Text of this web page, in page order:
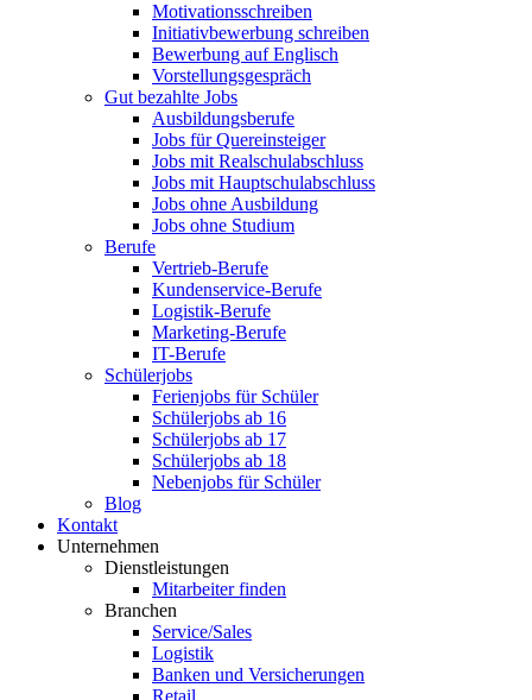
Motivationsschreiben
Initiativbewerbung schreiben
Bewerbung auf Englisch
Vorstellungsgespräch
Gut bezahlte Jobs
Ausbildungsberufe
Jobs für Quereinsteiger
Jobs mit Realschulabschluss
Jobs mit Hauptschulabschluss
Jobs ohne Ausbildung
Jobs ohne Studium
Berufe
Vertrieb-Berufe
Kundenservice-Berufe
Logistik-Berufe
Marketing-Berufe
IT-Berufe
Schülerjobs
Ferienjobs für Schüler
Schülerjobs ab 16
Schülerjobs ab 17
Schülerjobs ab 18
Nebenjobs für Schüler
Blog
Kontakt
Unternehmen
Dienstleistungen
Mitarbeiter finden
Branchen
Service/Sales
Logistik
Banken und Versicherungen
Retail